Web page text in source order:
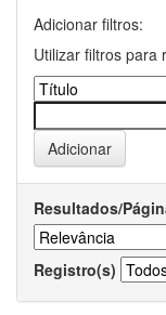
Adicionar filtros:
Utilizar filtros para
Resultados/
Registro(s)